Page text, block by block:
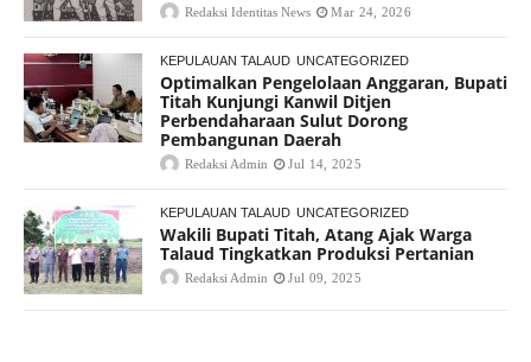
Redaksi Identitas News Mar 24, 2026
KEPULAUAN TALAUD UNCATEGORIZED
Optimalkan Pengelolaan Anggaran, Bupati
Titah Kunjungi Kanwil Ditjen
Perbendaharaan Sulut Dorong
Pembangunan Daerah
Redaksi Admin Jul 14, 2025
KEPULAUAN TALAUD UNCATEGORIZED
Wakili Bupati Titah, Atang Ajak Warga
Talaud Tingkatkan Produksi Pertanian
Redaksi Admin Jul 09, 2025